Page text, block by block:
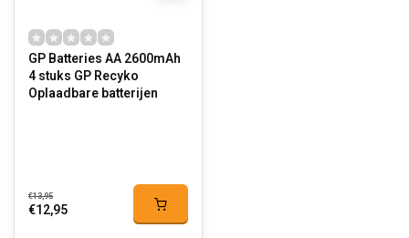
GP Batteries AA 2600mAh
4 stuks GP Recyko
Oplaadbare batterijen
€13,95
€12,95